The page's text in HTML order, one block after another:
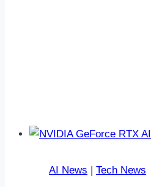
AI News | Tech News